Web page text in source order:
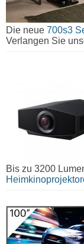
Die neue 700s3
Verlangen Sie
Bis zu 3200